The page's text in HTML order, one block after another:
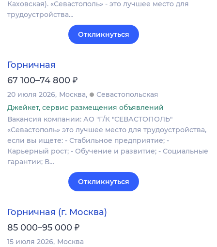
Каховская). «Севастополь» - это лучшее место для
трудоустройства…
Откликнуться
Горничная
67 100–74 800 ₽
20 июля 2026 Москва
Севастопольская
Джейкет, сервис размещения объявлений
Вакансия компании: АО "Г/К "СЕВАСТОПОЛЬ"
«Севастополь» это лучшее место для трудоустройства,
если вы ищете: - Стабильное предприятие; -
Карьерный рост; - Обучение и развитие; - Социальные
гарантии; В…
Откликнуться
Горничная (г. Москва)
85 000–95 000 ₽
15 июля 2026 Москва